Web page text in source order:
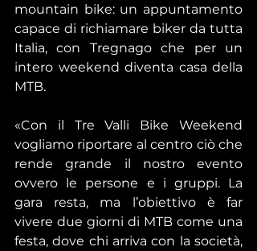
mountain bike: un appuntamento
capace di richiamare biker da tutta
Italia, con Tregnago che per un
intero weekend diventa casa della
MTB.
«Con il Tre Valli Bike Weekend
vogliamo riportare al centro ciò che
rende grande il nostro evento
ovvero le persone e i gruppi. La
gara resta, ma l’obiettivo è far
vivere due giorni di MTB come una
festa, dove chi arriva con la società,